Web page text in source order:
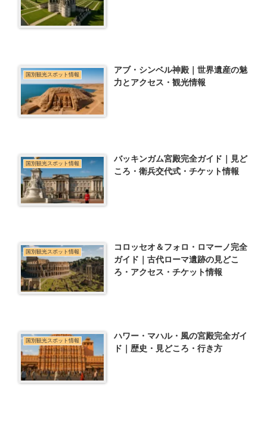
国別観光スポット情報
アブ・シンベル神殿｜世界遺産の魅
力とアクセス・観光情報
国別観光スポット情報
バッキンガム宮殿完全ガイド｜見ど
ころ・衛兵交代式・チケット情報
国別観光スポット情報
コロッセオ＆フォロ・ロマーノ完全
ガイド｜古代ローマ遺跡の見どこ
ろ・アクセス・チケット情報
国別観光スポット情報
ハワー・マハル・風の宮殿完全ガイ
ド｜歴史・見どころ・行き方